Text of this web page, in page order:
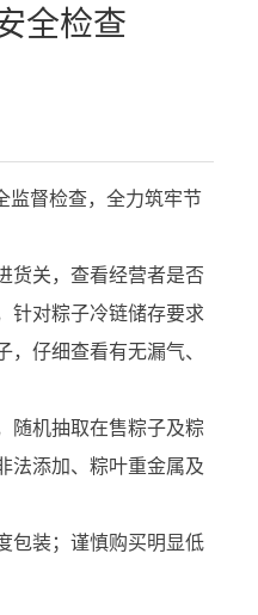
全检查
监督检查，全力筑牢节
货关，查看经营者是否
针对粽子冷链储存要求
仔细查看有无漏气、
随机抽取在售粽子及粽
法添加、粽叶重金属及
包装；谨慎购买明显低